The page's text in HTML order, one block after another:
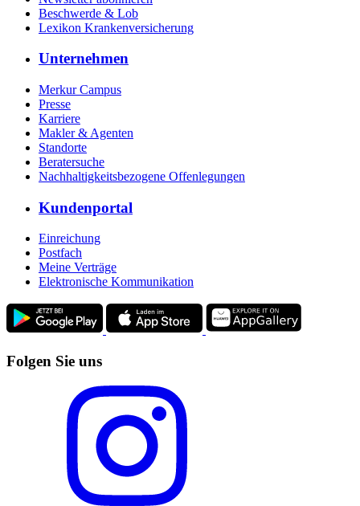
Beschwerde & Lob
Lexikon Krankenversicherung
Unternehmen
Merkur Campus
Presse
Karriere
Makler & Agenten
Standorte
Beratersuche
Nachhaltigkeitsbezogene Offenlegungen
Kundenportal
Einreichung
Postfach
Meine Verträge
Elektronische Kommunikation
Folgen Sie uns